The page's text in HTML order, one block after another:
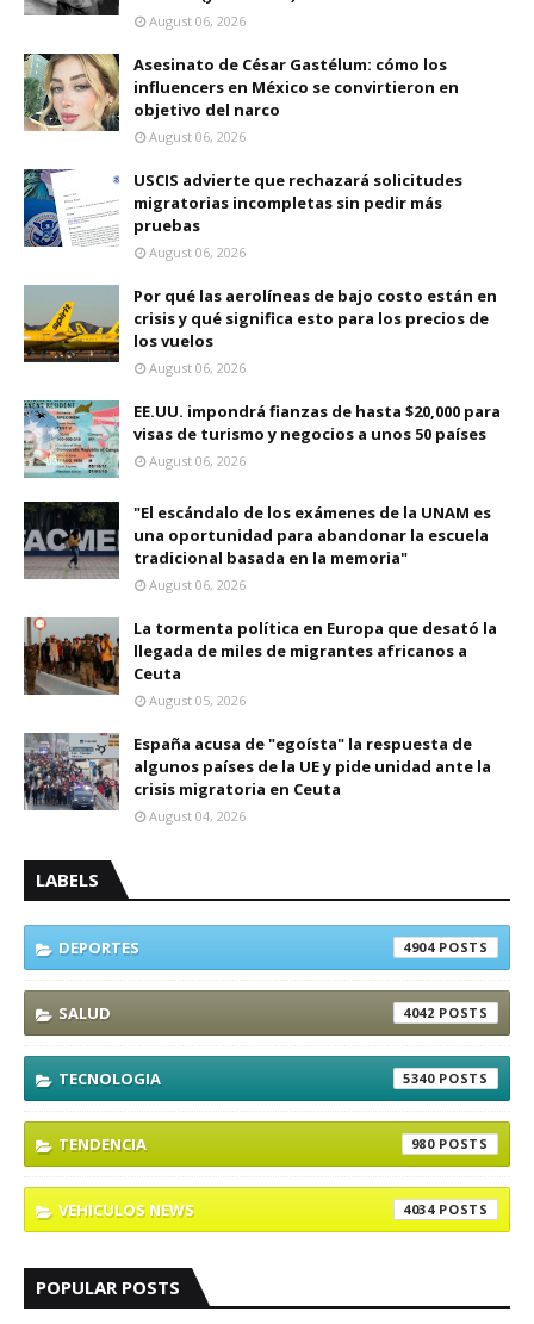
August 06, 2026
Asesinato de César Gastélum: cómo los
influencers en México se convirtieron en
objetivo del narco
August 06, 2026
USCIS advierte que rechazará solicitudes
migratorias incompletas sin pedir más
pruebas
August 06, 2026
Por qué las aerolíneas de bajo costo están en
crisis y qué significa esto para los precios de
los vuelos
August 06, 2026
EE.UU. impondrá fianzas de hasta $20,000 para
visas de turismo y negocios a unos 50 países
August 06, 2026
"El escándalo de los exámenes de la UNAM es
una oportunidad para abandonar la escuela
tradicional basada en la memoria"
August 06, 2026
La tormenta política en Europa que desató la
llegada de miles de migrantes africanos a
Ceuta
August 05, 2026
España acusa de "egoísta" la respuesta de
algunos países de la UE y pide unidad ante la
crisis migratoria en Ceuta
August 04, 2026
LABELS
DEPORTES 4904
SALUD 4042
TECNOLOGIA 5340
TENDENCIA 980
VEHICULOS NEWS 4034
POPULAR POSTS